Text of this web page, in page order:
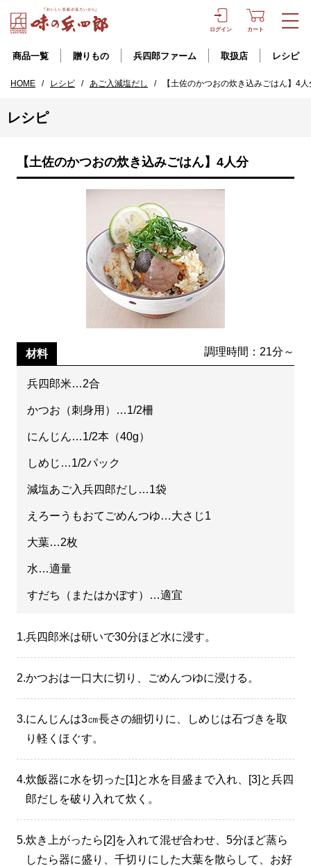
ログイン カート
商品一覧 贈りもの 兵四郎ファーム 取扱店 レシピ
HOME / レシピ / あご入減塩だし / 【土佐のかつおの炊き込みごはん】4人
レシピ
【土佐のかつおの炊き込みごはん】4人分
材料 調理時間：21分～
兵四郎米…2合
かつお（刺身用）…1/2柵
にんじん…1/2本（40g）
しめじ…1/2パック
減塩あご入兵四郎だし…1袋
えろーうもおてごめんつゆ…大さじ1
大葉…2枚
水…適量
すだち（またはかぼす）…適宜
1.兵四郎米は研いで30分ほど水に浸す。
2.かつおは一口大に切り、ごめんつゆに浸ける。
3.にんじんは3㎝長さの細切りに、しめじは石づきを取
り軽くほぐす。
4.炊飯器に水を切った[1]と水を目盛まで入れ、[3]と兵四
郎だしを破り入れて炊く。
5.炊き上がったら[2]を入れて混ぜ合わせ、5分ほど蒸ら
したら器に盛り、千切りにした大葉を散らして、お好